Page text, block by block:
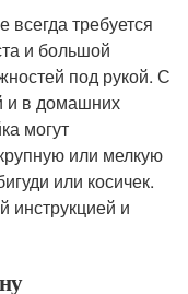
требуется
и большой
под рукой. С
и в домашних
могут
или мелкую
или косичек.
инструкцией и